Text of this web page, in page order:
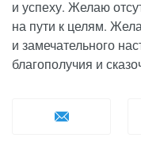
и успеху. Желаю
на пути к целям.
и замечательного
благополучия и